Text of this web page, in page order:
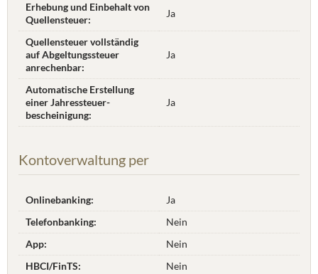
Erhebung und Einbehalt von
Quellensteuer:
Ja
Quellensteuer vollständig
auf Abgeltungssteuer
anrechenbar:
Ja
Automatische Erstellung
einer Jahres­steuer­
bescheinigung:
Ja
Kontoverwaltung per
Onlinebanking:
Ja
Telefonbanking:
Nein
App:
Nein
HBCI/FinTS:
Nein